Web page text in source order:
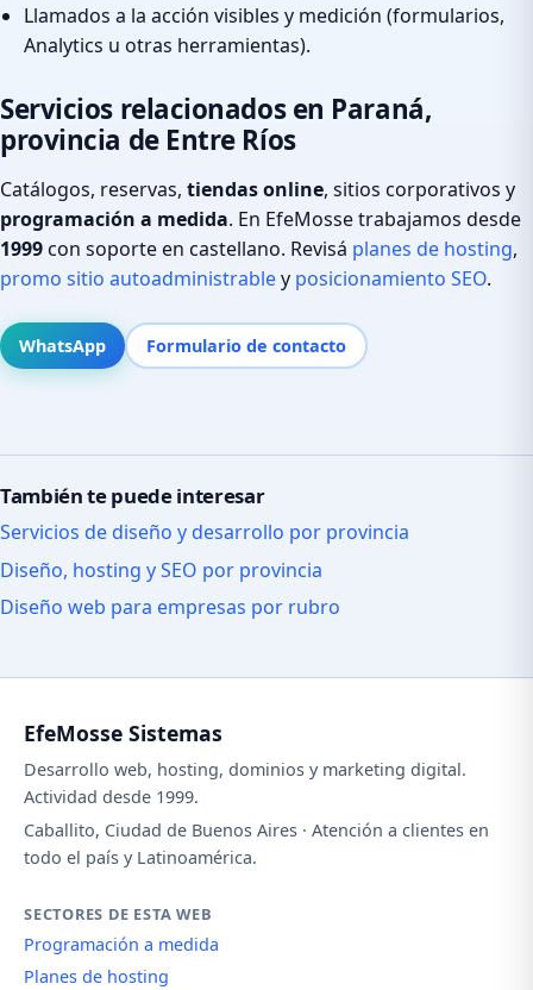
Llamados a la acción visibles y medición (formularios,
Analytics u otras herramientas).
Servicios relacionados en Paraná,
provincia de Entre Ríos
Catálogos, reservas, tiendas online, sitios corporativos y
programación a medida. En EfeMosse trabajamos desde
1999con soporte en castellano. Revisá planes de hosting,
promo sitio autoadministrabley posicionamiento SEO.
WhatsApp Formulario de contacto
También te puede interesar
Servicios de diseño y desarrollo por provincia
Diseño, hosting y SEO por provincia
Diseño web para empresas por rubro
EfeMosse Sistemas
Desarrollo web, hosting, dominios y marketing digital.
Actividad desde 1999.
Caballito, Ciudad de Buenos Aires · Atención a clientes en
todo el país y Latinoamérica.
SECTORES DE ESTA WEB
Programación a medida
Planes de hosting